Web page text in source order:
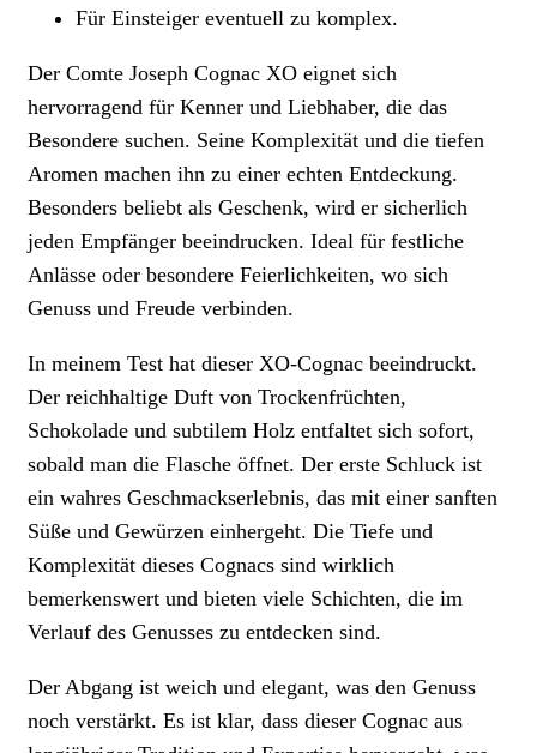
Für Einsteiger eventuell zu komplex.
Der Comte Joseph Cognac XO eignet sich
hervorragend für Kenner und Liebhaber, die das
Besondere suchen. Seine Komplexität und die tiefen
Aromen machen ihn zu einer echten Entdeckung.
Besonders beliebt als Geschenk, wird er sicherlich
jeden Empfänger beeindrucken. Ideal für festliche
Anlässe oder besondere Feierlichkeiten, wo sich
Genuss und Freude verbinden.
In meinem Test hat dieser XO-Cognac beeindruckt.
Der reichhaltige Duft von Trockenfrüchten,
Schokolade und subtilem Holz entfaltet sich sofort,
sobald man die Flasche öffnet. Der erste Schluck ist
ein wahres Geschmackserlebnis, das mit einer sanften
Süße und Gewürzen einhergeht. Die Tiefe und
Komplexität dieses Cognacs sind wirklich
bemerkenswert und bieten viele Schichten, die im
Verlauf des Genusses zu entdecken sind.
Der Abgang ist weich und elegant, was den Genuss
noch verstärkt. Es ist klar, dass dieser Cognac aus